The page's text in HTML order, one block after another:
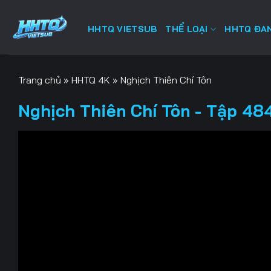
HHTQ VIETSUB THỂ LOẠI HHTQ
Trang chủ » HHTQ 4K » Nghịch Thiên Chí Tôn
Nghịch Thiên Chí Tôn - Tập